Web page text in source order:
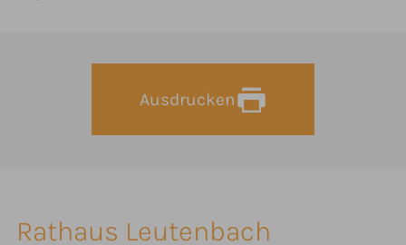
Ausdrucken
Rathaus Leutenbach